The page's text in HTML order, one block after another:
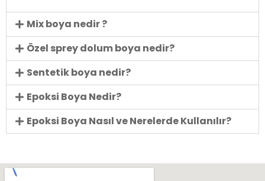
Mix boya nedir ?
Özel sprey dolum boya nedir?
Sentetik boya nedir?
Epoksi Boya Nedir?
Epoksi Boya Nasıl ve Nerelerde Kullanılır?